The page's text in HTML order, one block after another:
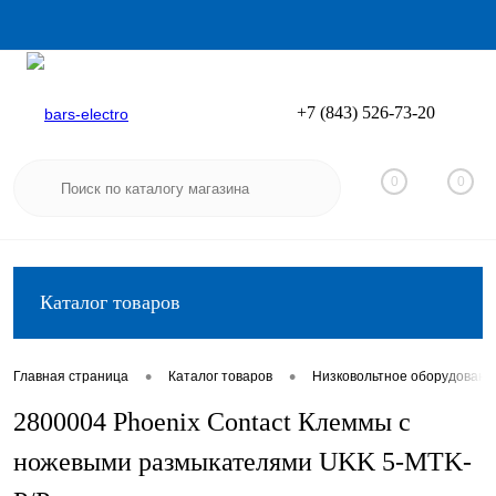
Вход
+7 (843) 526-73-20
0 0
Каталог товаров
Главная страница • Каталог товаров • Низковольтное
2800004 Phoenix Contact Клеммы с
ножевыми размыкателями UKK 5-MTK-